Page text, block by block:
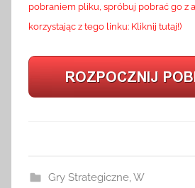
pobraniem pliku, spróbuj pobrać go z
korzystając z tego linku: Kliknij tutaj!)
Gry Strategiczne,W